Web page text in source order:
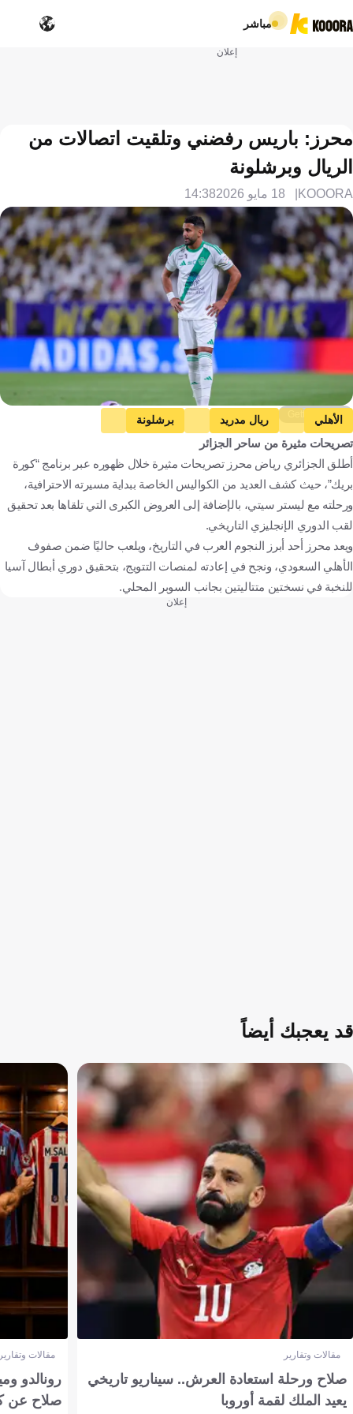
مباشر
إعلان
محرز: باريس رفضني وتلقيت اتصالات من
الريال وبرشلونة
KOOORA 18 مايو 2026 14:38
Getty Images
الأهلي ريال مدريد
برشلونة
دوري روشن السعودي
AHFC Royals
باريس سان جيرمان
رياض محرز
الدوري الإسباني
إسبانيا
فرنسا
الجزائر
كرة قدم
تصريحات مثيرة من ساحر الجزائر
أطلق الجزائري رياض محرز تصريحات مثيرة خلال ظهوره عبر برنامج “كورة
بريك”، حيث كشف العديد من الكواليس الخاصة ببداية مسيرته الاحترافية،
ورحلته مع ليستر سيتي، بالإضافة إلى العروض الكبرى التي تلقاها بعد تحقيق
لقب الدوري الإنجليزي التاريخي.
ويعد محرز أحد أبرز النجوم العرب في التاريخ، ويلعب حاليًا ضمن صفوف
الأهلي السعودي، ونجح في إعادته لمنصات التتويج، بتحقيق دوري أبطال آسيا
للنخبة في نسختين متتاليتين بجانب السوبر المحلي.
إعلان
قد يعجبك أيضاً
مقالات وتقارير
صلاح ورحلة استعادة العرش.. سيناريو تاريخي
يعيد الملك لقمة أوروبا
مقالات
رونالدو
صلاح عن